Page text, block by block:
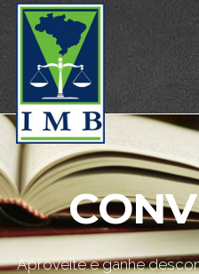
Aproveite e ganhe